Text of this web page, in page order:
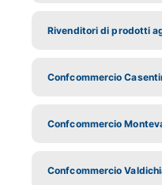
Rivenditori di prodotti
Confcommercio
Confcommercio
Confcommercio